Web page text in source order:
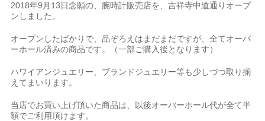
2018年9月13日念願の、腕時計販売店を、吉祥寺中道通りオープ
ンしました。
オープンしたばかりで、品ぞろえはまだまだですが、全てオーバ
ーホール済みの商品です。（一部ご購入後となります）
ハワイアンジュエリー、ブランドジュエリー等も少しづつ取り揃
えてまいります。
当店でお買い上げ頂いた商品は、以後オーバーホール代が全て半
額でご利用頂けます。